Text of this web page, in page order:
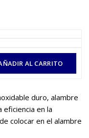
AL CARRITO
duro, alambre
en la
colocar en el alambre